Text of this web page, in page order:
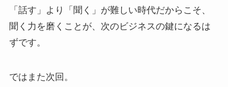
「話す」より「聞く」が難しい時代だからこそ、
聞く力を磨くことが、次のビジネスの鍵になるは
ずです。
ではまた次回。